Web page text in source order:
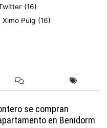
(16)
Ximo Puig (16)
se compran
en Benidorm